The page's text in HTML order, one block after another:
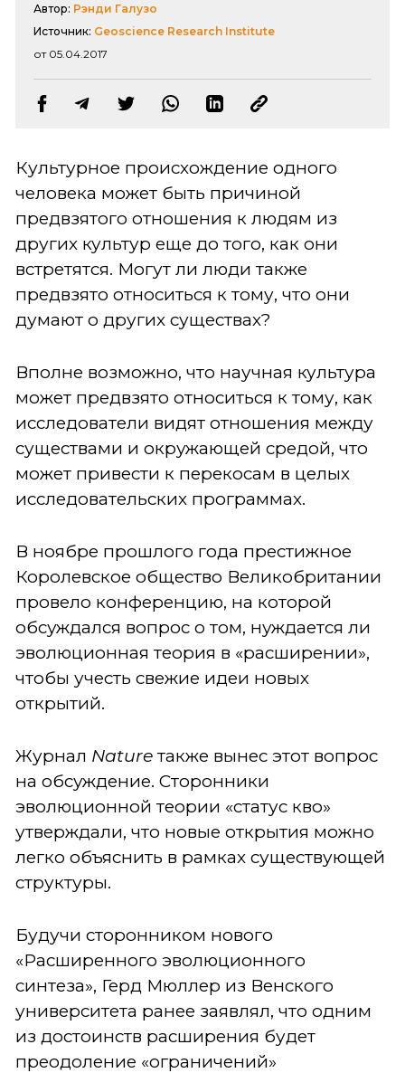
Автор: Рэнди Галузо
Источник: Geoscience Research Institute
от 05.04.2017
Культурное происхождение одного
человека может быть причиной
предвзятого отношения к людям из
других культур еще до того, как они
встретятся. Могут ли люди также
предвзято относиться к тому, что они
думают о других существах?
Вполне возможно, что научная культура
может предвзято относиться к тому, как
исследователи видят отношения между
существами и окружающей средой, что
может привести к перекосам в целых
исследовательских программах.
В ноябре прошлого года престижное
Королевское общество Великобритании
провело конференцию, на которой
обсуждался вопрос о том, нуждается ли
эволюционная теория в «расширении»,
чтобы учесть свежие идеи новых
открытий.
Журнал Nature также вынес этот вопрос
на обсуждение. Сторонники
эволюционной теории «статус кво»
утверждали, что новые открытия можно
легко объяснить в рамках существующей
структуры.
Будучи сторонником нового
«Расширенного эволюционного
синтеза», Герд Мюллер из Венского
университета ранее заявлял, что одним
из достоинств расширения будет
преодоление «ограничений»